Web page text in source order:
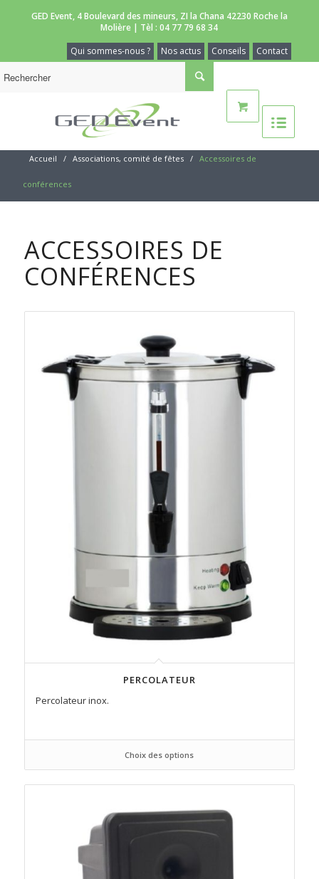
GED Event, 4 Boulevard des mineurs, ZI la Chana 42230 Roche la
Molière | Tèl :04 77 79 68 34
Contact
Conseils
Nos actus
Qui sommes-nous ?
Accueil / Associations, comité de fêtes / Accessoires de
conférences
ACCESSOIRES DE
CONFÉRENCES
PERCOLATEUR
Percolateur inox.
Choix des options